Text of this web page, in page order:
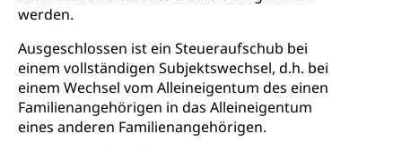
werden.
Ausgeschlossen ist ein Steueraufschub bei
einem vollständigen Subjektswechsel, d.h. bei
einem Wechsel vom Alleineigentum des einen
Familienangehörigen in das Alleineigentum
eines anderen Familienangehörigen.